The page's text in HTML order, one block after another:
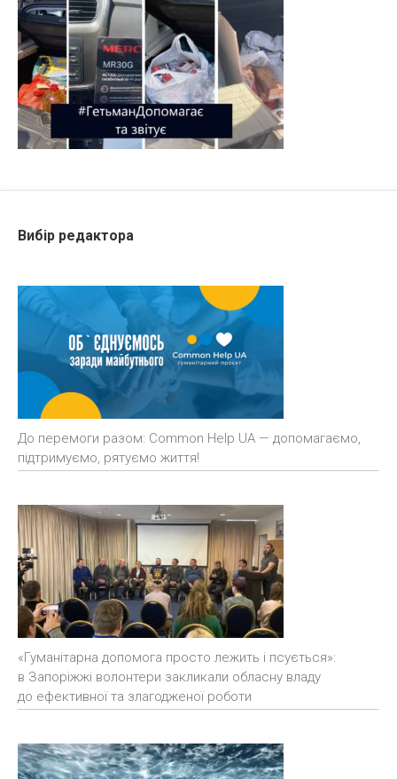
Вибір редактора
До перемоги разом: Common Help UA — допомагаємо,
підтримуємо, рятуємо життя!
«Гуманітарна допомога просто лежить і псується»:
в Запоріжжі волонтери закликали обласну владу
до ефективної та злагодженої роботи